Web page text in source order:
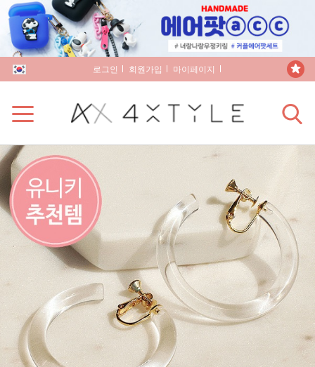
로그인 회원가입 마이페이지